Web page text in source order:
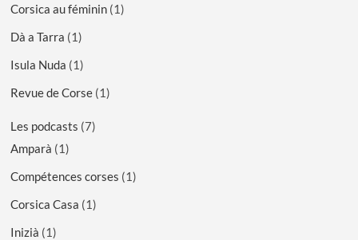
Corsica au féminin (1)
Dà a Tarra (1)
Isula Nuda (1)
Revue de Corse (1)
Les podcasts (7)
Amparà (1)
Compétences corses (1)
Corsica Casa (1)
Inizià (1)